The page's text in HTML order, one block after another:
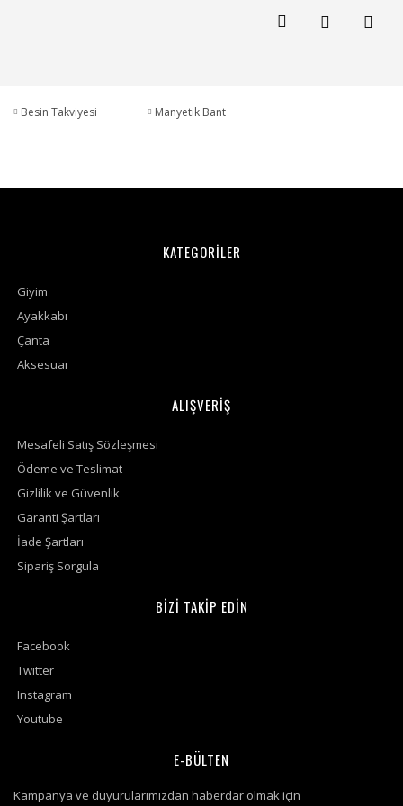
Besin Takviyesi Manyetik Bant
KATEGORİLER
Giyim
Ayakkabı
Çanta
Aksesuar
ALIŞVERİŞ
Mesafeli Satış Sözleşmesi
Ödeme ve Teslimat
Gizlilik ve Güvenlik
Garanti Şartları
İade Şartları
Sipariş Sorgula
BİZİ TAKİP EDİN
Facebook
Twitter
Instagram
Youtube
E-BÜLTEN
Kampanya ve duyurularımızdan haberdar olmak için